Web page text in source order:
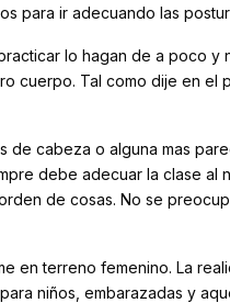
para ir adecuando las
lo hagan de a poco y
cuerpo. Tal como dije en el
cabeza o alguna mas
debe adecuar la clase al
de cosas. No se
en terreno femenino. La
niños, embarazadas y